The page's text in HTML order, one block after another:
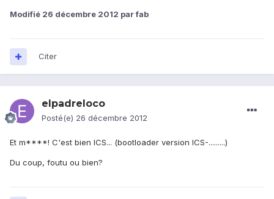
Modifié 26 décembre 2012 par fab
Citer
elpadreloco
Posté(e) 26 décembre 2012
Et m****! C'est bien ICS... (bootloader version ICS-.........)
Du coup, foutu ou bien?